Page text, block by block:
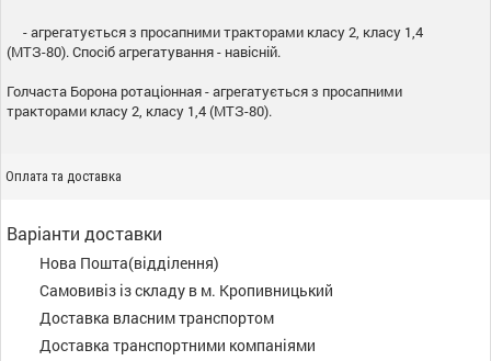
- агрегатується з просапними тракторами класу 2, класу 1,4
(МТЗ-80).Спосіб агрегатування - навісній.
Голчаста Борона ротаціонная - агрегатується з просапними
тракторами класу 2, класу 1,4 (МТЗ-80).
Оплата та доставка
Варіанти доставки
Нова Пошта(відділення)
Самовивіз із складу в м. Кропивницький
Доставка власним транспортом
Доставка транспортними компаніями